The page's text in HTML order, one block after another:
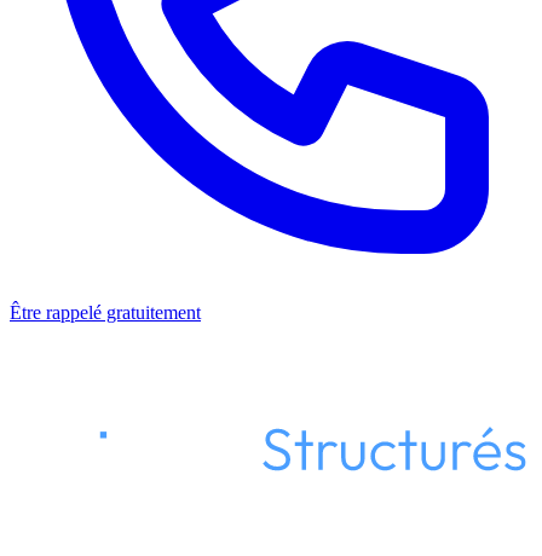
Être rappelé gratuitement